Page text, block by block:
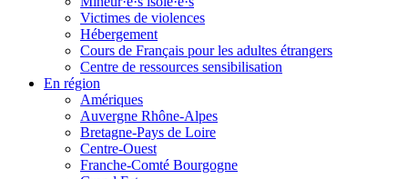
Victimes de violences
Hébergement
Cours de Français pour les adultes étrangers
Centre de ressources sensibilisation
En région
Amériques
Auvergne Rhône-Alpes
Bretagne-Pays de Loire
Centre-Ouest
Franche-Comté Bourgogne